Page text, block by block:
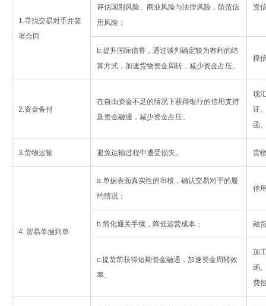
1.寻找交易对手并签
署合同
评估国别风险、商业风险与法律风险，防范信
用风险；
资
b.提升国际信誉，通过谈判确定较为有利的结
算方式，加速货物资金周转，减少资金占压。
授
2.资金备付
在自由资金不足的情况下获得银行的信用支持
及资金融通，减少资金占压。
现
证
函
3.货物运输 避免运输过程中遭受损失。 货
4. 贸易单据到单
a.单据表面真实性的审核，确认交易对手的履
约情况；
信
b.简化通关手续，降低运营成本； 融
c.提货前获得短期资金融通，加速资金周转效
率。
加
函
费